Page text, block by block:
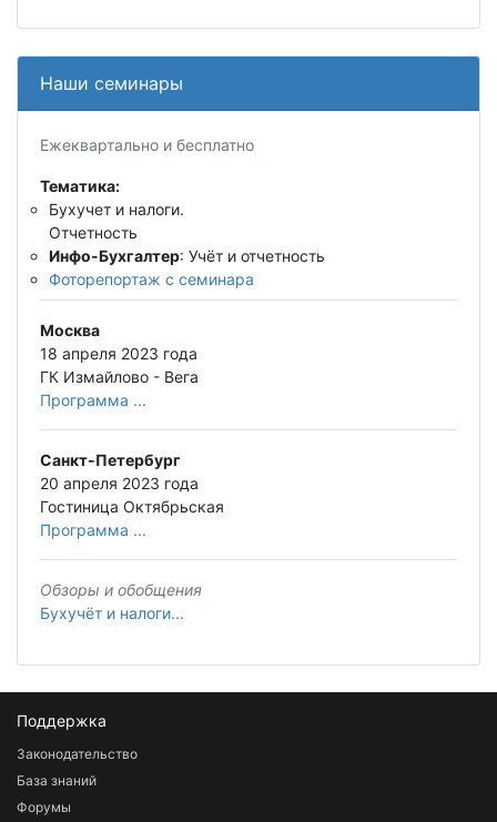
Наши семинары
Ежеквартально и бесплатно
Тематика:
Бухучет и налоги.
Отчетность
Инфо-Бухгалтер: Учёт и отчетность
Фоторепортаж с семинара
Москва
18 апреля 2023 года
ГК Измайлово - Вега
Программа ...
Санкт-Петербург
20 апреля 2023 года
Гостиница Октябрьская
Программа ...
Обзоры и обобщения
Бухучёт и налоги...
Поддержка
Законодательство
База знаний
Форумы